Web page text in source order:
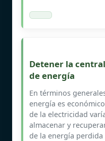
Detener la
de energía
En términos
energía es
de la electricidad
almacenar y
de la energía perdida